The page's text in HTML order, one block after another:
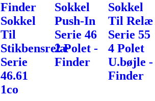
Finder
Sokkel
Til
Stikbensrelæ
Serie
46.61
1co
Sokkel
Push-In
Serie 46
2 Polet -
Finder
Sokkel
Til Relæ
Serie 55
4 Polet
U.bøjle -
Finder